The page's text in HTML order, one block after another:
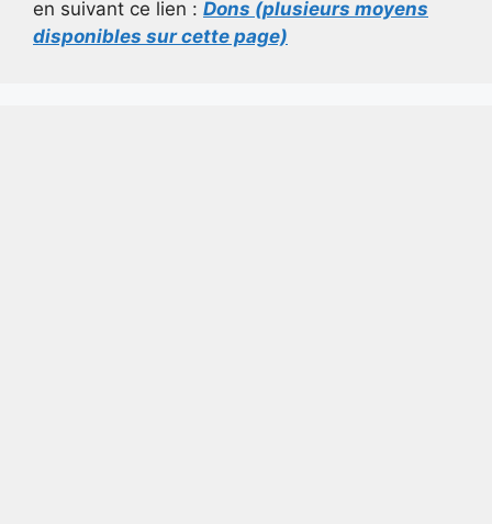
en suivant ce lien : Dons (plusieurs moyens
disponibles sur cette page)